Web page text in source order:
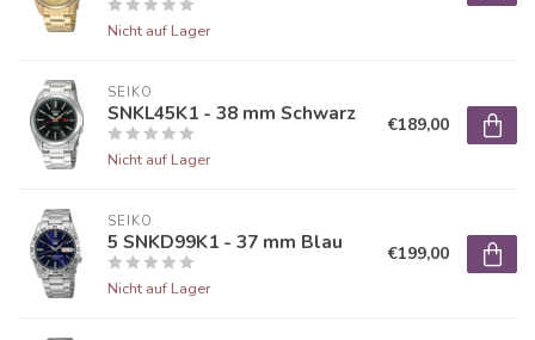
Nicht auf Lager
SEIKO
SNKL45K1 - 38 mm Schwarz
Nicht auf Lager
€189,00
SEIKO
5 SNKD99K1 - 37 mm Blau
Nicht auf Lager
€199,00